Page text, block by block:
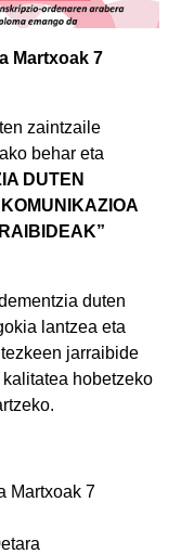
Martxoak 7
zaintzaile
behar eta
DUTEN
duten
lantzea eta
jarraibide
hobetzeko
Martxoak 7